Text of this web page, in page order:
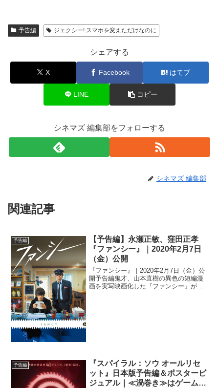
予告編 ジェクシー! スマホを変えただけなのに
シェアする
X Facebook はてブ
LINE コピー
シネマズ 編集部をフォローする
シネマズ 編集部
関連記事
予告編
【予告編】永瀬正敏、窪田正孝
『ファンシー』｜2020年2月7日
（金）公開
『ファンシー』｜2020年2月7日（金）公
開予告編鬼才、山本直樹の異色の短編漫
画を実写映画化した『ファンシー』が
予告編
『スパイラル：ソウ オールリセ
ット』日本版予告編＆ポスタービ
ジュアル｜≪渦巻き≫はゲームの